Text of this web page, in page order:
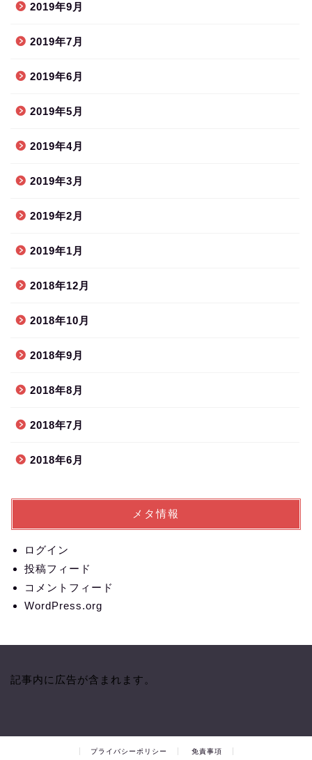
2019年9月
2019年7月
2019年6月
2019年5月
2019年4月
2019年3月
2019年2月
2019年1月
2018年12月
2018年10月
2018年9月
2018年8月
2018年7月
2018年6月
メタ情報
ログイン
投稿フィード
コメントフィード
WordPress.org
記事内に広告が含まれます。
プライバシーポリシー 免責事項